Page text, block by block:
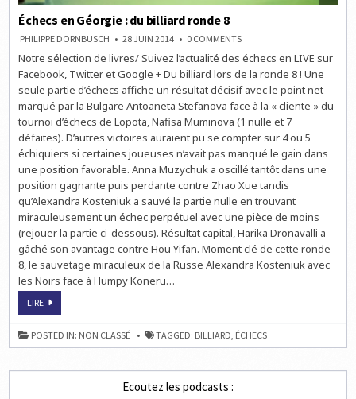
Échecs en Géorgie : du billiard ronde 8
PHILIPPE DORNBUSCH 28 JUIN 2014 0 COMMENTSON
EN
:
DU
BILLIARD
RONDE
Notre sélection de livres/ Suivez l’actualité des échecs en LIVE sur
Facebook, Twitter et Google + Du billiard lors de la ronde 8 ! Une
seule partie d’échecs affiche un résultat décisif avec le point net
marqué par la Bulgare Antoaneta Stefanova face à la « cliente » du
tournoi d’échecs de Lopota, Nafisa Muminova (1 nulle et 7
défaites). D’autres victoires auraient pu se compter sur 4 ou 5
échiquiers si certaines joueuses n’avait pas manqué le gain dans
une position favorable. Anna Muzychuk a oscillé tantôt dans une
position gagnante puis perdante contre Zhao Xue tandis
qu’Alexandra Kosteniuk a sauvé la partie nulle en trouvant
miraculeusement un échec perpétuel avec une pièce de moins
(rejouer la partie ci-dessous). Résultat capital, Harika Dronavalli a
gâché son avantage contre Hou Yifan. Moment clé de cette ronde
8, le sauvetage miraculeux de la Russe Alexandra Kosteniuk avec
les Noirs face à Humpy Koneru…
LIREÉCHECS
GÉORGIE
:
DU
BILLIARD
8
POSTED IN: NON CLASSÉ TAGGED: BILLIARD, ÉCHECS
Ecoutez les podcasts :